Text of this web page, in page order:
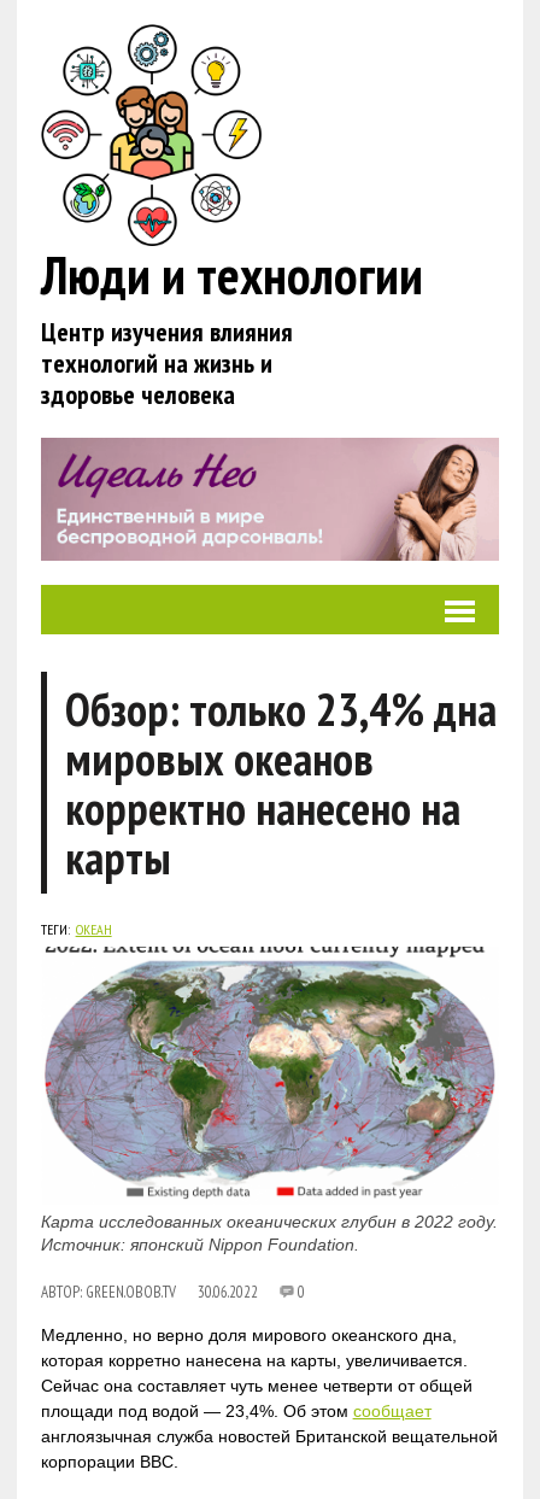
Люди и технологии
Центр изучения влияния
технологий на жизнь и
здоровье человека
Обзор: только 23,4% дна
мировых океанов
корректно нанесено на
карты
ТЕГИ: ОКЕАН
Карта исследованных океанических глубин в 2022 году.
Источник: японский Nippon Foundation.
АВТОР: GREEN.OBOB.TV 30.06.2022 0
Медленно, но верно доля мирового океанского дна,
которая корретно нанесена на карты, увеличивается.
Сейчас она составляет чуть менее четверти от общей
площади под водой — 23,4%. Об этом сообщает
англоязычная служба новостей Британской вещательной
корпорации BBC.